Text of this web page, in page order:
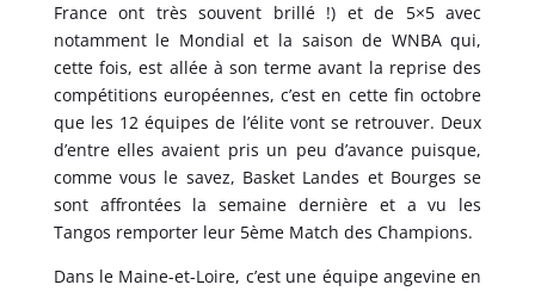
France ont très souvent brillé !) et de 5×5 avec
notamment le Mondial et la saison de WNBA qui,
cette fois, est allée à son terme avant la reprise des
compétitions européennes, c’est en cette fin octobre
que les 12 équipes de l’élite vont se retrouver. Deux
d’entre elles avaient pris un peu d’avance puisque,
comme vous le savez, Basket Landes et Bourges se
sont affrontées la semaine dernière et a vu les
Tangos remporter leur 5ème Match des Champions.
Dans le Maine-et-Loire, c’est une équipe angevine en